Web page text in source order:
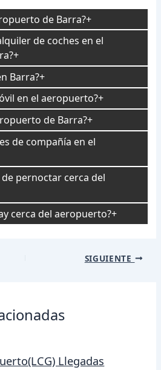
de Barra?
de coches en el
Barra?
en el aeropuerto?
de Barra?
de compañía en el
pernoctar cerca del
cerca del aeropuerto?
SIGUIENTE
Llegadas